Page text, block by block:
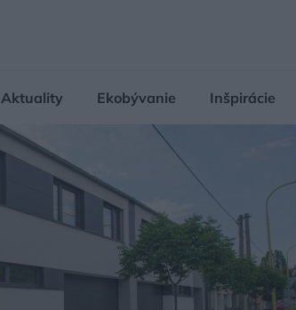
Aktuality Ekobývanie Inšpirácie